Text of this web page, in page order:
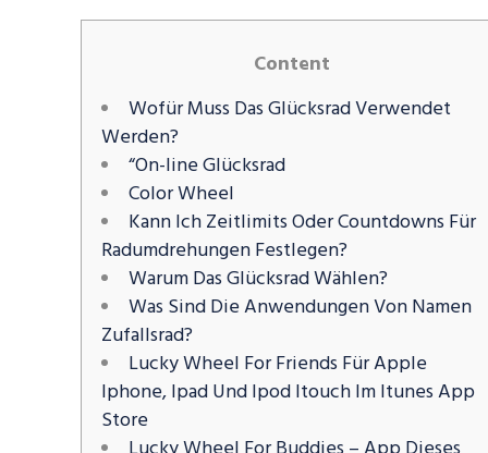
Content
Wofür Muss Das Glücksrad Verwendet
Werden?
“On-line Glücksrad
Color Wheel
Kann Ich Zeitlimits Oder Countdowns Für
Radumdrehungen Festlegen?
Warum Das Glücksrad Wählen?
Was Sind Die Anwendungen Von Namen
Zufallsrad?
Lucky Wheel For Friends Für Apple
Iphone, Ipad Und Ipod Itouch Im Itunes App
Store